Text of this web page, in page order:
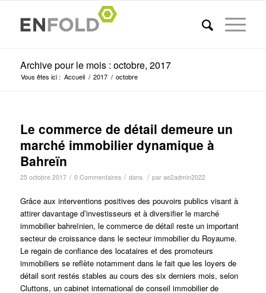
Archive pour le mois : octobre, 2017
Vous êtes ici : Accueil / 2017 / octobre
Le commerce de détail demeure un
marché immobilier dynamique à
Bahreïn
25 octobre 2017 / 0 Commentaires / dans / par ae2admin2022
Grâce aux interventions positives des pouvoirs publics visant à
attirer davantage d’investisseurs et à diversifier le marché
immobilier bahreïnien, le commerce de détail reste un important
secteur de croissance dans le secteur immobilier du Royaume.
Le regain de confiance des locataires et des promoteurs
immobiliers se reflète notamment dans le fait que les loyers de
détail sont restés stables au cours des six derniers mois, selon
Cluttons, un cabinet international de conseil immobilier de